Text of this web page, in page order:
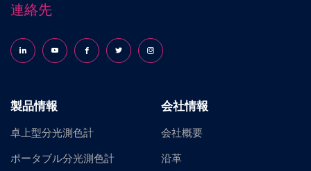
連絡先
Follow us on LinkedInFollow us on YouTubeFollow us on Facebook
Follow us on X (formerly Twitter)
Follow us on Instagram
製品情報
卓上型分光測色計
ポータブル分光測色計
会社情報
会社概要
沿革